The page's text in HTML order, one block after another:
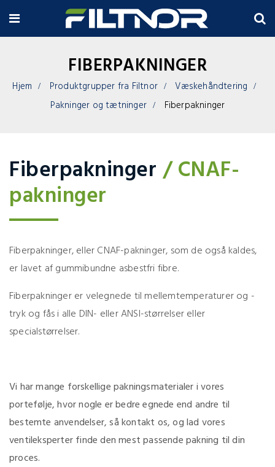
FIBERPAKNINGER
Hjem Produktgrupper fra Filtnor
Væskehåndtering
Pakninger og tætninger
Fiberpakninger
Fiberpakninger/ CNAF-
pakninger
Fiberpakninger, eller CNAF-pakninger, som de også kaldes,
er lavet af gummibundne asbestfri fibre.
Fiberpakninger er velegnede til mellemtemperaturer og -
tryk og fås i alle DIN- eller ANSI-størrelser eller
specialstørrelser.
Vi har mange forskellige pakningsmaterialer i vores
portefølje, hvor nogle er bedre egnede end andre til
bestemte anvendelser, så kontakt os, og lad vores
ventileksperter finde den mest passende pakning til din
proces.